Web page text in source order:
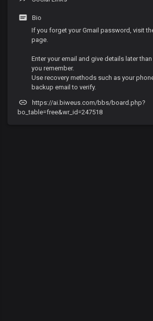
Bio
If you forget your Gmail password, visit
page.
Enter your email and give details later
you remember.
Use recovery methods such as your
backup email to verify.
https://ai.biweus.com/bbs/board.php?
bo_table=free&wr_id=247518